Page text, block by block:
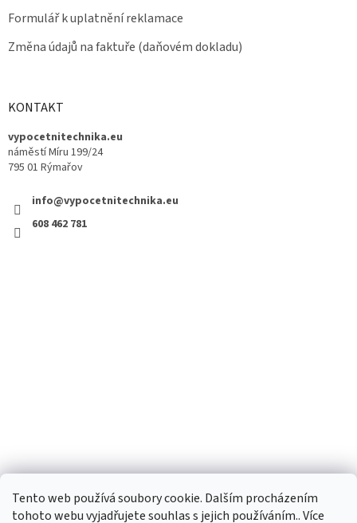
Tento web používá soubory cookie. Dalším procházením
tohoto webu vyjadřujete souhlas s jejich používáním.. Více
Formulář k uplatnění reklamace
Změna údajů na faktuře (daňovém dokladu)
KONTAKT
vypocetnitechnika.eu
náměstí Míru 199/24
795 01 Rýmařov
info@vypocetnitechnika.eu
608 462 781